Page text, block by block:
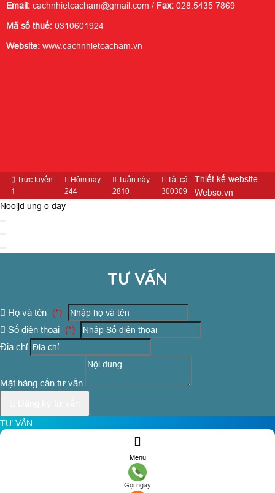
Email: cachnhietcacham@gmail.com / Fax: 028.5435 7869
Mã số thuế: 0310601924
Website: www.cachnhietcacham.vn
Trực tuyến:
1
Hôm nay:
244
Tuần này:
2810
Tất cả:
300309
Thiết kế website
Webso.vn
Menu
Gọi ngay
Nooijd ung o day
TƯ VẤN
Họ và tên (*)
Số điện thoại (*)
Địa chỉ
Mặt hàng cần tư vấn
TƯ VẤN